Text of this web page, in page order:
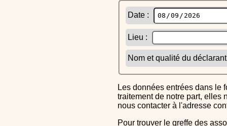
Date :
Lieu :
Nom et qualité du
Les données entrées dans le formulaire sont uniquement inscrites dans le CERFA généré, elles ne font l'objet d'aucun autre
traitement de notre part, elles
nous contacter à l'adresse
Pour trouver le greffe des associations auquel vous devrez ensuite envoyer le CERFA completé, reportez-vous sur l'annuaire